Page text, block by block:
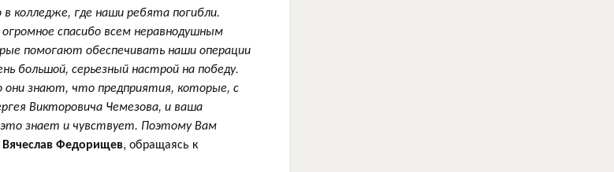
колледже, где наши ребята погибли.
спасибо всем неравнодушным
помогают обеспечивать наши операции
большой, серьезный настрой на победу.
знают, что предприятия, которые, с
Викторовича Чемезова, и ваша
знает и чувствует. Поэтому Вам
Вячеслав Федорищев, обращаясь к